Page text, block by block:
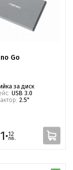
Go
за диск
USB 3.0
2.5"
12
лв.